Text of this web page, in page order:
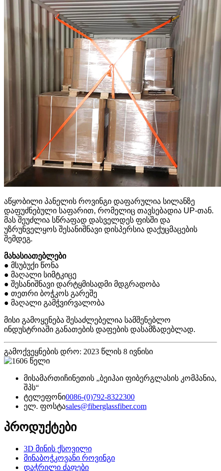
აწყობილი პანელის როვინგი დაფარულია სილანზე
დაფუძნებული საფარით, რომელიც თავსებადია UP-თან.
მას შეუძლია სწრაფად დასველდეს ფისში და
უზრუნველყოს შესანიშნავი დისპერსია დაქუცმაცების
შემდეგ.
მახასიათებლები
● მსუბუქი წონა
● მაღალი სიმტკიცე
● შესანიშნავი დარტყმისადმი მდგრადობა
● თეთრი ბოჭკოს გარეშე
● მაღალი გამჭვირვალობა
მისი გამოყენება შესაძლებელია სამშენებლო
ინდუსტრიაში განათების დაფების დასამზადებლად.
გამოქვეყნების დრო: 2023 წლის 8 ივნისი
მისამართიჩინეთის „ბეიჰაი ფიბერგლასის კომპანია,
შპს“
ტელეფონი0086-(0)792-8322300
ელ. ფოსტაsales@fiberglassfiber.com
პროდუქტები
3D მინის ქსოვილი
მინაბოჭკოვანი როვინგი
დაჭრილი ძაფები